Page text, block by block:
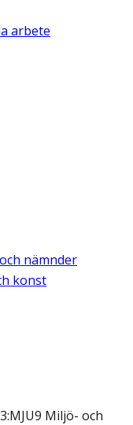
arbete
nämnder
konst
Miljö- och